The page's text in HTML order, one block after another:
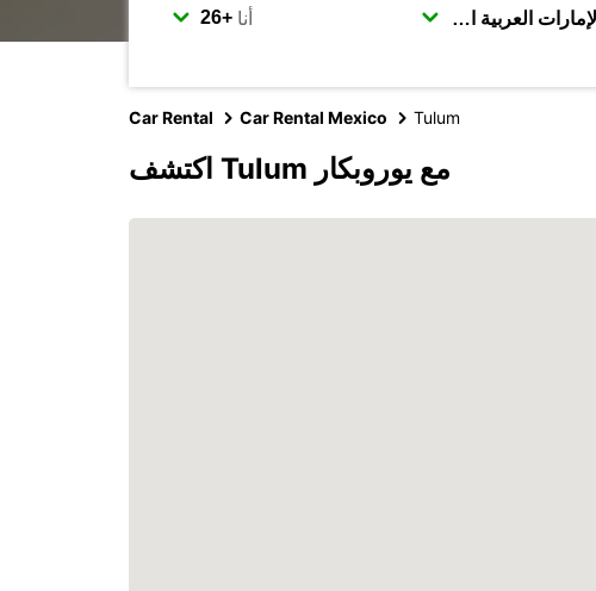
أنا
Car Rental Car Rental Mexico Tulum
اكتشف Tulum مع يوروبكار